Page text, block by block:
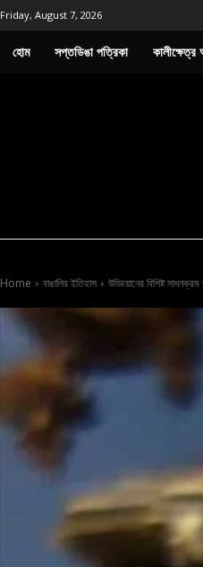
Friday, August 7, 2026
হোম সপ্তডিঙা পত্রিকা
Home বাঙালির ইতিহাস উড্ডিয়ানের বিশিষ্ট